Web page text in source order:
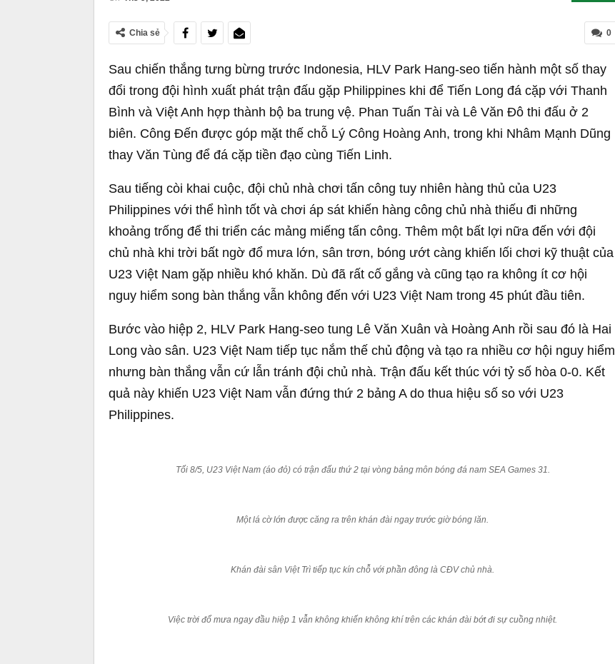
0
Chia sẻ
Sau chiến thắng tưng bừng trước Indonesia, HLV Park Hang-seo tiến hành một số thay
đổi trong đội hình xuất phát trận đấu gặp Philippines khi để Tiến Long đá cặp với Thanh
Bình và Việt Anh hợp thành bộ ba trung vệ. Phan Tuấn Tài và Lê Văn Đô thi đấu ở 2
biên. Công Đến được góp mặt thế chỗ Lý Công Hoàng Anh, trong khi Nhâm Mạnh Dũng
thay Văn Tùng để đá cặp tiền đạo cùng Tiến Linh.
Sau tiếng còi khai cuộc, đội chủ nhà chơi tấn công tuy nhiên hàng thủ của U23
Philippines với thể hình tốt và chơi áp sát khiến hàng công chủ nhà thiếu đi những
khoảng trống để thi triển các mảng miếng tấn công. Thêm một bất lợi nữa đến với đội
chủ nhà khi trời bất ngờ đổ mưa lớn, sân trơn, bóng ướt càng khiến lối chơi kỹ thuật của
U23 Việt Nam gặp nhiều khó khăn. Dù đã rất cố gắng và cũng tạo ra không ít cơ hội
nguy hiểm song bàn thắng vẫn không đến với U23 Việt Nam trong 45 phút đầu tiên.
Bước vào hiệp 2, HLV Park Hang-seo tung Lê Văn Xuân và Hoàng Anh rồi sau đó là Hai
Long vào sân. U23 Việt Nam tiếp tục nắm thế chủ động và tạo ra nhiều cơ hội nguy hiểm
nhưng bàn thắng vẫn cứ lẫn tránh đội chủ nhà. Trận đấu kết thúc với tỷ số hòa 0-0. Kết
quả này khiến U23 Việt Nam vẫn đứng thứ 2 bảng A do thua hiệu số so với U23
Philippines.
Tối 8/5, U23 Việt Nam (áo đỏ) có trận đấu thứ 2 tại vòng bảng môn bóng đá nam SEA Games 31.
Một lá cờ lớn được căng ra trên khán đài ngay trước giờ bóng lăn.
Khán đài sân Việt Trì tiếp tục kín chỗ với phần đông là CĐV chủ nhà.
Việc trời đổ mưa ngay đầu hiệp 1 vẫn không khiến không khí trên các khán đài bớt đi sự cuồng nhiệt.